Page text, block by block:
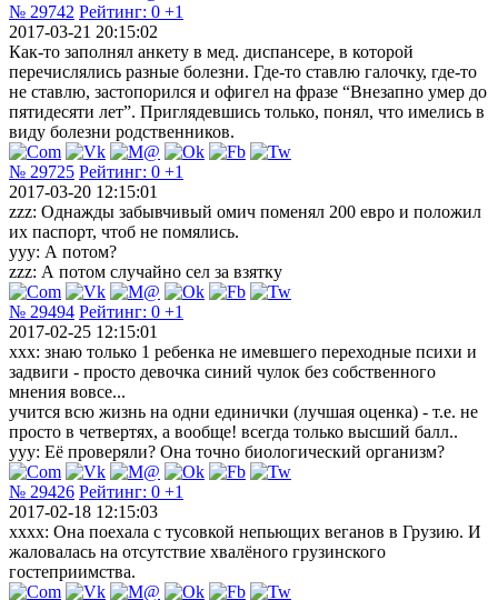
№ 29742 Рейтинг: 0 +1
2017-03-21 20:15:02
Как-то заполнял анкету в мед. диспансере, в которой
перечислялись разные болезни. Где-то ставлю галочку, где-то
не ставлю, застопорился и офигел на фразе “Внезапно умер до
пятидесяти лет”. Приглядевшись только, понял, что имелись в
виду болезни родственников.
№ 29725 Рейтинг: 0 +1
2017-03-20 12:15:01
zzz: Однажды забывчивый омич поменял 200 евро и положил
их паспорт, чтоб не помялись.
yyy: А потом?
zzz: А потом случайно сел за взятку
№ 29494 Рейтинг: 0 +1
2017-02-25 12:15:01
ххх: знаю только 1 ребенка не имевшего переходные психи и
задвиги - просто девочка синий чулок без собственного
мнения вовсе...
учится всю жизнь на одни единички (лучшая оценка) - т.е. не
просто в четвертях, а вообще! всегда только высший балл..
ууу: Её проверяли? Она точно биологический организм?
№ 29426 Рейтинг: 0 +1
2017-02-18 12:15:03
xxxx: Она поехала с тусовкой непьющих веганов в Грузию. И
жаловалась на отсутствие хвалёного грузинского
гостеприимства.